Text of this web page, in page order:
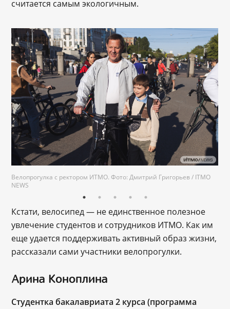
считается самым экологичным.
Велопрогулка с ректором ИТМО. Фото: Дмитрий Григорьев / ITMO
NEWS
Кстати, велосипед — не единственное полезное
увлечение студентов и сотрудников ИТМО. Как им
еще удается поддерживать активный образ жизни,
рассказали сами участники велопрогулки.
Арина Коноплина
Студентка бакалавриата 2 курса (программа